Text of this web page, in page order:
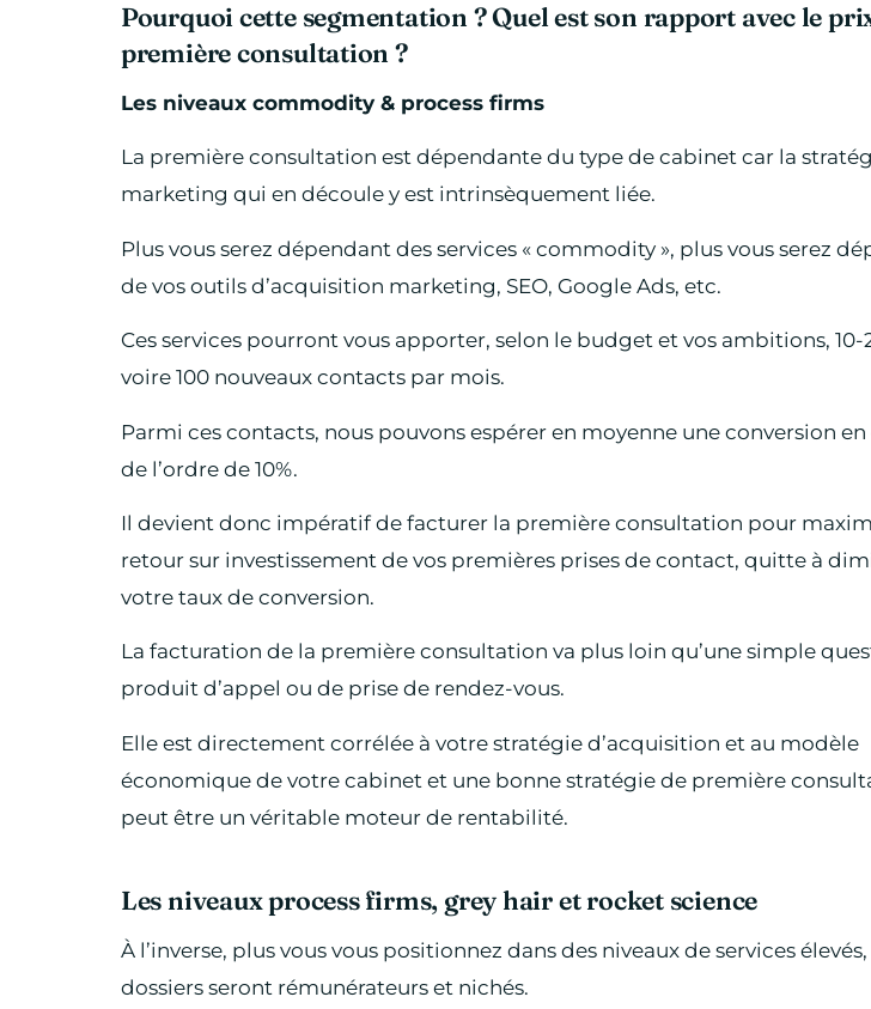
Pourquoi cette segmentation ? Quel est son rapport avec le
première consultation ?
Les niveaux commodity & process firms
La première consultation est dépendante du type de cabinet car la
marketing qui en découle y est intrinsèquement liée.
Plus vous serez dépendant des services « commodity », plus vous serez
de vos outils d’acquisition marketing, SEO, Google Ads, etc.
Ces services pourront vous apporter, selon le budget et vos ambitions, 10-
voire 100 nouveaux contacts par mois.
Parmi ces contacts, nous pouvons espérer en moyenne une conversion en
de l’ordre de 10%.
Il devient donc impératif de facturer la première consultation pour
retour sur investissement de vos premières prises de contact, quitte à
votre taux de conversion.
La facturation de la première consultation va plus loin qu’une simple
produit d’appel ou de prise de rendez-vous.
Elle est directement corrélée à votre stratégie d’acquisition et au modèle
économique de votre cabinet et une bonne stratégie de première
peut être un véritable moteur de rentabilité.
Les niveaux process firms, grey hair et rocket science
À l’inverse, plus vous vous positionnez dans des niveaux de services
dossiers seront rémunérateurs et nichés.